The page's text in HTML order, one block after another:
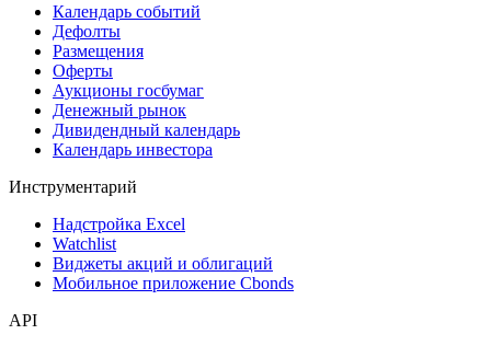
Календарь событий
Дефолты
Размещения
Оферты
Аукционы госбумаг
Денежный рынок
Дивидендный календарь
Календарь инвестора
Инструментарий
Надстройка Excel
Watchlist
Виджеты акций и облигаций
Мобильное приложение Cbonds
API